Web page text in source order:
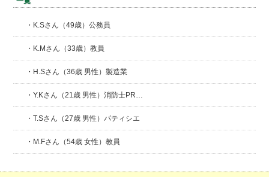
・K.Sさん（49歳）公務員
・K.Mさん（33歳）教員
・H.Sさん（36歳 男性）製造業
・Y.Kさん（21歳 男性）消防士PR…
・T.Sさん（27歳 男性）パティシエ
・M.Fさん（54歳 女性）教員